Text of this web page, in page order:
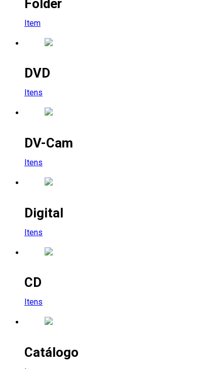
Folder
Item
DVD
Itens
DV-Cam
Itens
Digital
Itens
CD
Itens
Catálogo